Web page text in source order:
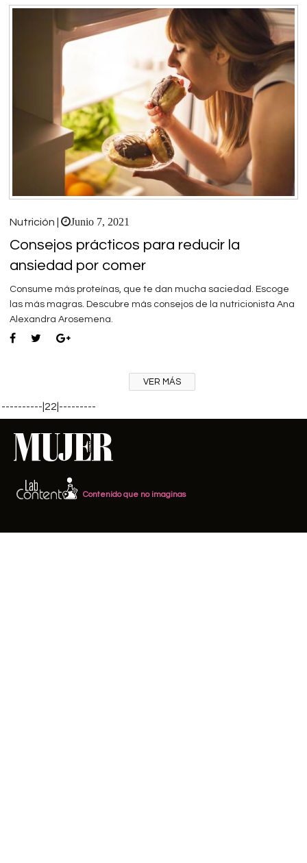
Nutrición | Junio 7, 2021
Consejos prácticos para reducir la
ansiedad por comer
Consume más proteínas, que te dan mucha saciedad. Escoge
las más magras. Descubre más consejos de la nutricionista Ana
Alexandra Arosemena.
VER MÁS
----------|22|---------
Contenido que no imaginas